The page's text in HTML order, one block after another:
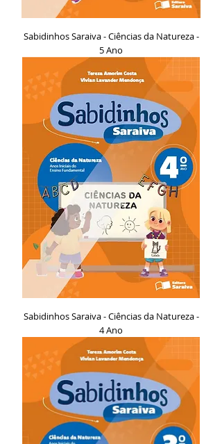
Sabidinhos Saraiva - Ciências da Natureza -
5 Ano
Sabidinhos Saraiva - Ciências da Natureza -
4 Ano